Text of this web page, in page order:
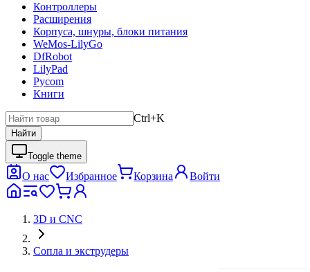
Контроллеры
Расширения
Корпуса, шнуры, блоки питания
WeMos-LilyGo
DfRobot
LilyPad
Pycom
Книги
Ctrl+K
Найти
Toggle theme
О нас Избранное Корзина Войти
3D и CNC
Сопла и экструдеры